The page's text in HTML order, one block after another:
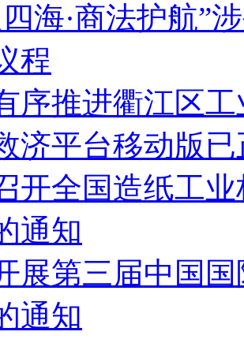
海·商法护航”
程
序推进衢江区
济平台移动版
开全国造纸工
通知
展第三届中国
通知